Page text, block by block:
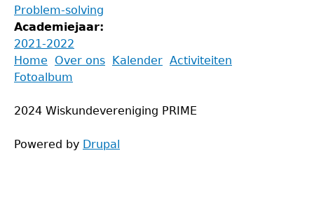
Problem-solving
Academiejaar:
2021-2022
Back
to
Main
menu
Home Over ons Kalender Activiteiten
Fotoalbum
2024 Wiskundevereniging PRIME
Powered by Drupal